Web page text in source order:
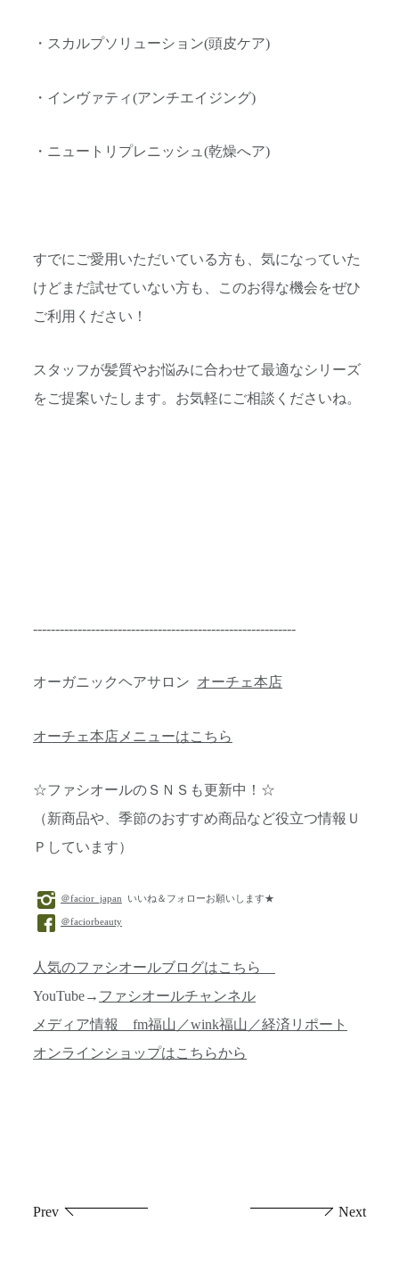
・スカルプソリューション(頭皮ケア)
・インヴァティ(アンチエイジング)
・ニュートリプレニッシュ(乾燥へア)
すでにご愛用いただいている方も、気になっていた
けどまだ試せていない方も、このお得な機会をぜひ
ご利用ください！
スタッフが髪質やお悩みに合わせて最適なシリーズ
をご提案いたします。お気軽にご相談くださいね。
-----------------------------------------------------------
オーガニックヘアサロン オーチェ本店
オーチェ本店メニューはこちら
☆ファシオールのＳＮＳも更新中！☆
（新商品や、季節のおすすめ商品など役立つ情報Ｕ
Ｐしています）
＠facior_japan いいね＆フォローお願いします★
＠faciorbeauty
人気のファシオールブログはこちら
YouTube→ ファシオールチャンネル
メディア情報 fm福山／wink福山／経済リポート
オンラインショップはこちらから
Prev Next